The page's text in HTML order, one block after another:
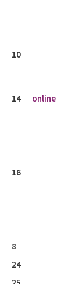
10
14 online
16
8
24